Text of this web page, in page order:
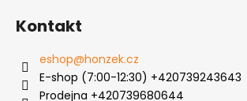
Kontakt
eshop@honzek.cz
E-shop (7:00-12:30) +420739243643
Prodejna +420739680644